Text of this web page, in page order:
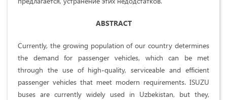
ABSTRACT
Currently, the growing population of our country determines
the demand for passenger vehicles, which can be met
through the use of high-quality, serviceable and efficient
passenger vehicles that meet modern requirements. ISUZU
buses are currently widely used in Uzbekistan, but they,